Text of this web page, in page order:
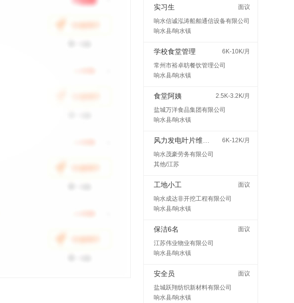
实习生
面议
响水信诚泓涛船舶通信设备有限公司
响水县/响水镇
学校食堂管理
6K-10K/月
常州市裕卓昉餐饮管理公司
响水县/响水镇
食堂阿姨
2.5K-3.2K/月
盐城万洋食品集团有限公司
响水县/响水镇
6K-12K/月
响水茂豪劳务有限公司
其他/江苏
工地小工
面议
响水成达非开挖工程有限公司
响水县/响水镇
保洁6名
面议
江苏伟业物业有限公司
响水县/响水镇
安全员
面议
盐城跃翔纺织新材料有限公司
响水县/响水镇